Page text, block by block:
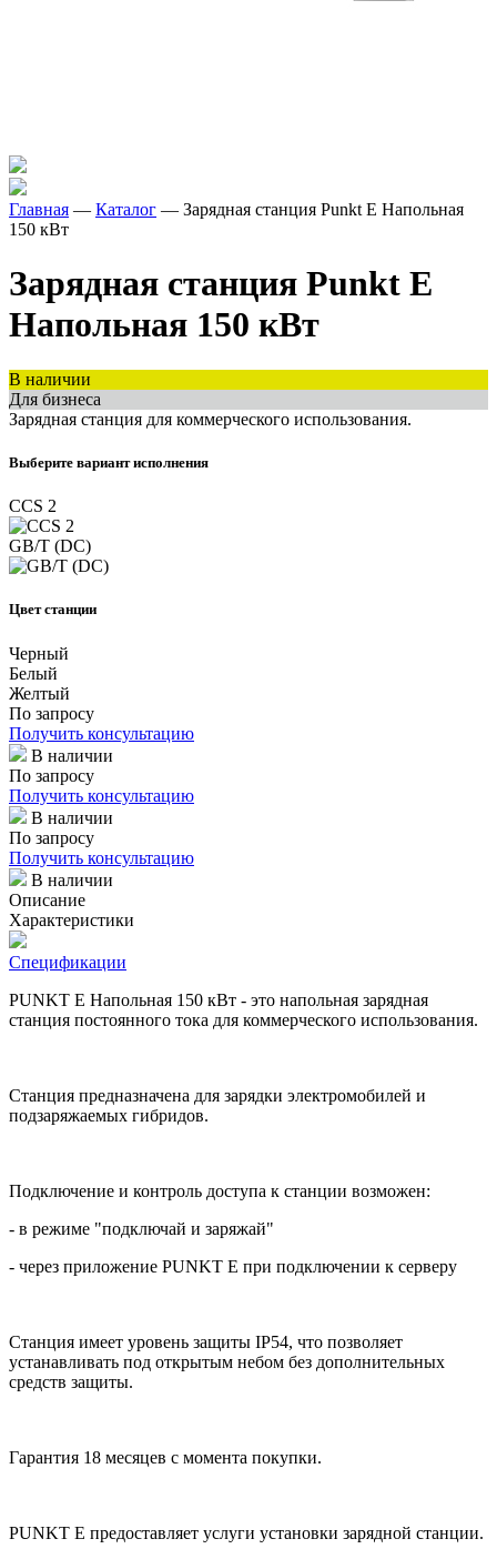
Главная — Каталог — Зарядная станция Punkt E Напольная
150 кВт
Зарядная станция Punkt E
Напольная 150 кВт
В наличии
Для бизнеса
Зарядная станция для коммерческого использования.
Выберите вариант исполнения
CCS 2
GB/T (DC)
Цвет станции
Черный
Белый
Желтый
По запросу
Получить консультацию
В наличии
По запросу
Получить консультацию
В наличии
По запросу
Получить консультацию
В наличии
Описание
Характеристики
Спецификации
PUNKT E Напольная 150 кВт - это напольная зарядная
станция постоянного тока для коммерческого использования.
Станция предназначена для зарядки электромобилей и
подзаряжаемых гибридов.
Подключение и контроль доступа к станции возможен:
- в режиме "подключай и заряжай"
- через приложение PUNKT E при подключении к серверу
Станция имеет уровень защиты IP54, что позволяет
устанавливать под открытым небом без дополнительных
средств защиты.
Гарантия 18 месяцев с момента покупки.
PUNKT E предоставляет услуги установки зарядной станции.